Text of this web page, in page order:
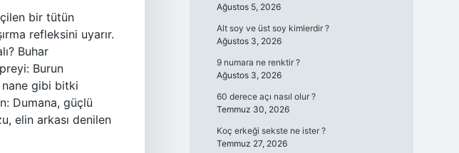
bir tütün
refleksini uyarır.
Buhar
Burun
nane gibi bitki
Dumana, güçlü
elin arkası denilen
Ağustos 5, 2026
Alt soy ve üst soy kimlerdir ?
Ağustos 3, 2026
9 numara ne renktir ?
Ağustos 3, 2026
60 derece açı nasıl olur ?
Temmuz 30, 2026
Koç erkeği sekste ne ister ?
Temmuz 27, 2026